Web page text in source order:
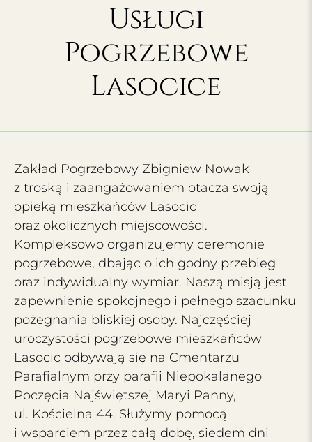
Usługi
Pogrzebowe
Lasocice
Zakład Pogrzebowy Zbigniew Nowak
z troską i zaangażowaniem otacza swoją
opieką mieszkańców Lasocic
oraz okolicznych miejscowości.
Kompleksowo organizujemy ceremonie
pogrzebowe, dbając o ich godny przebieg
oraz indywidualny wymiar. Naszą misją jest
zapewnienie spokojnego i pełnego szacunku
pożegnania bliskiej osoby. Najczęściej
uroczystości pogrzebowe mieszkańców
Lasocic odbywają się na Cmentarzu
Parafialnym przy parafii Niepokalanego
Poczęcia Najświętszej Maryi Panny,
ul. Kościelna 44. Służymy pomocą
i wsparciem przez całą dobę, siedem dni